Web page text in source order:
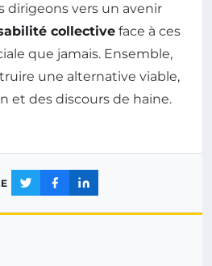
dirigeons vers un avenir
collective face à ces
que jamais. Ensemble,
une alternative viable,
et des discours de haine.